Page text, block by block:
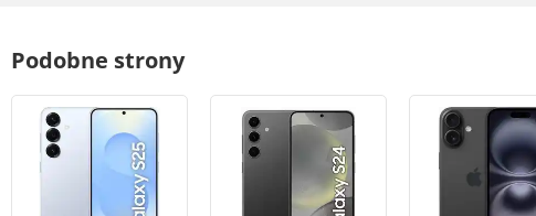
Podobne strony